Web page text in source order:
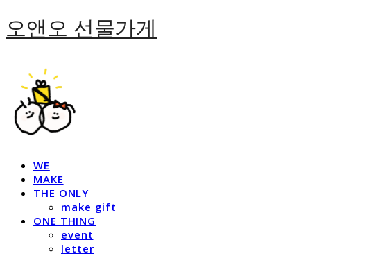
오앤오 선물가게
WE
MAKE
THE ONLY
make gift
ONE THING
event
letter